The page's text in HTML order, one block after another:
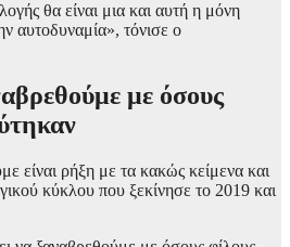
θα είναι μια και αυτή η μόνη
αυτοδυναμία», τόνισε ο
με όσους
είναι ρήξη με τα κακώς κείμενα και
κύκλου που ξεκίνησε το 2019 και